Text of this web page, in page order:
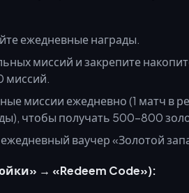
ежедневные награды.
миссий и закрепите
миссий.
миссии ежедневно (1 матч в
чтобы получать 500–800
ваучер «Золотой
→ «Redeem Code»):